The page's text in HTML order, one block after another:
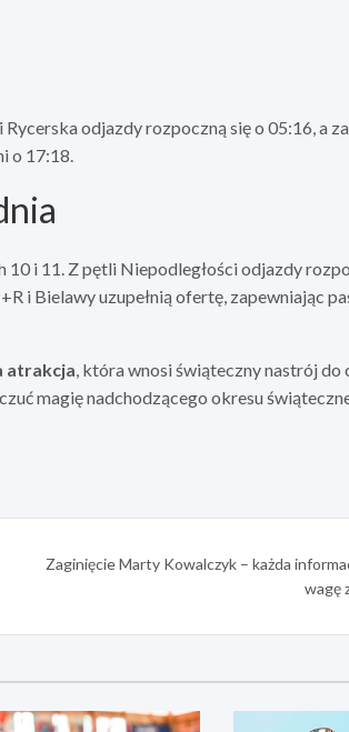
odjazdy rozpoczną się o 05:16, a
o 17:18.
i 11. Z pętli Niepodległości odjazdy
i Bielawy uzupełnią ofertę, zapewniając
atrakcja, która wnosi świąteczny nastrój do
magię nadchodzącego okresu
Zaginięcie Marty Kowalczyk – każda
wagę